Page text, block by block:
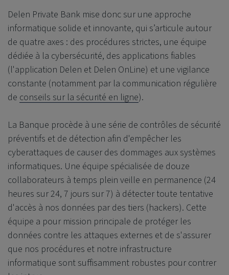
Delen Private Bank mise donc sur une approche
informatique solide et innovante, qui s’articule autour
de quatre axes : des procédures strictes, une équipe
dédiée à la cybersécurité, des applications fiables
(l'application Delen et Delen OnLine) et une vigilance
constante (notamment par la communication régulière
de conseils sur la sécurité en ligne).
La Banque procède à une série de contrôles de sécurité
préventifs et de détection afin d'empêcher les
cyberattaques de causer des dommages aux systèmes
informatiques. Une équipe spécialisée de douze
collaborateurs à temps plein veille en permanence (24
heures sur 24, 7 jours sur 7) à détecter toute tentative
d'accès à nos données par des tiers (hackers). Cette
équipe a pour mission principale de protéger les
données contre les attaques externes et de s'assurer
que nos procédures et notre infrastructure
informatique sont suffisamment robustes pour contrer